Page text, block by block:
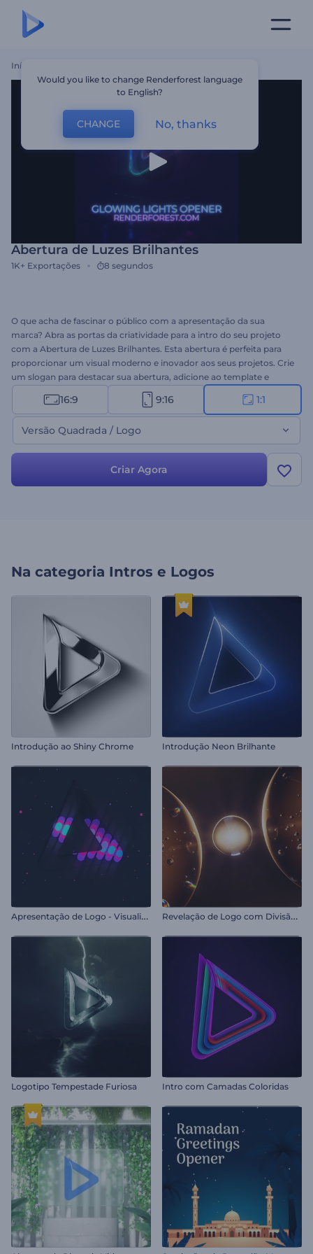
Início
Abertura de Luzes Brilhantes
1K+ Exportações 8 segundos
O que acha de fascinar o público com a apresentação da sua
marca? Abra as portas da criatividade para a intro do seu projeto
com a Abertura de Luzes Brilhantes. Esta abertura é perfeita para
proporcionar um visual moderno e inovador aos seus projetos. Crie
um slogan para destacar sua abertura, adicione ao template e
prepare-se para criar uma abertura impressionante para seu vídeo.
Ideal para comerciais de TV, aberturas de apresentações, intros de
canais e muito mais. Experimente agora mesmo!
16:9 9:16 1:1
Versão Quadrada / Logo
Criar Agora
Na categoria Intros e Logos
Introdução ao Shiny Chrome Introdução Neon Brilhante
A
presentação de Logo - Visualizador LED R
evelação de Logo com Divisão em Bolhas
Logotipo Tempestade Furiosa Intro com Camadas Coloridas
Would you like to change Renderforest language
to English?
CHANGE No, thanks